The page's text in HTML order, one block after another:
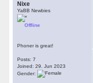
Nixe
YaBB Newbies
Offline
Phoner is great!
Posts: 7
Joined: 29. Jun 2023
Gender: